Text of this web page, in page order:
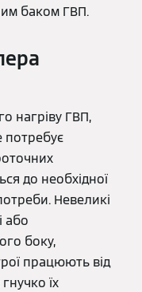
баком ГВП.
нагріву ГВП,
потребує
до необхідної
Невеликі
або
боку,
працюють від
їх